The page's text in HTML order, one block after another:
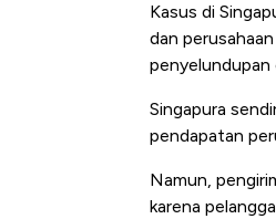
Kasus di
dan
penyelundupan
Singapura
pendapatan
Namun,
karena